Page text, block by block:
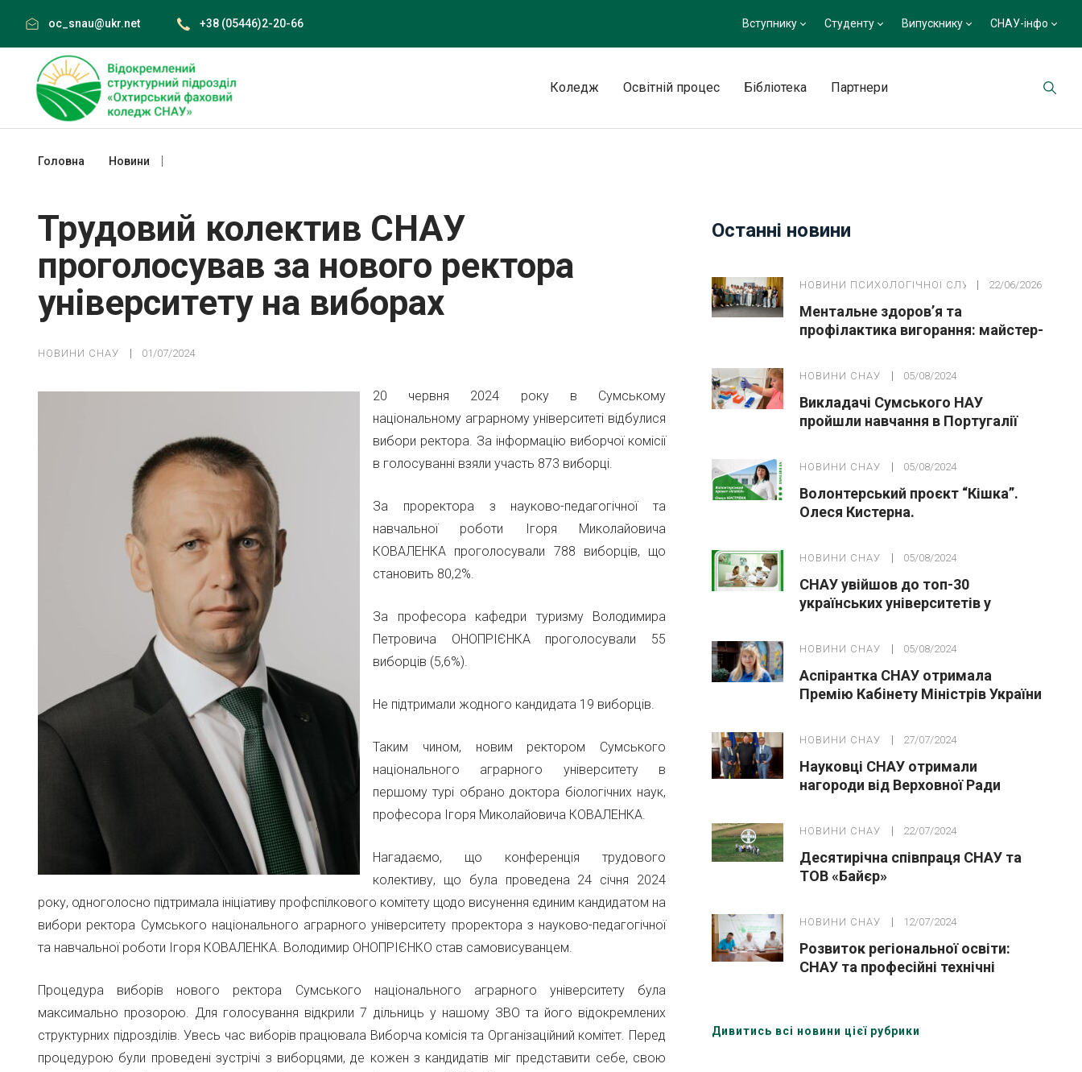
content
oc_snau@ukr.net +38 (05446)2-20-66 Вступнику Студенту Випускнику СНАУ-інфо
Коледж Освітній процес Бібліотека Партнери
Головна Новини
Трудовий колектив СНАУ
проголосував за нового ректора
університету на виборах
НОВИНИ СНАУ 01/07/2024
20 червня 2024 року в Сумському
національному аграрному університеті відбулися
вибори ректора. За інформацію виборчої комісії
в голосуванні взяли участь 873 виборці.
За проректора з науково-педагогічної та
навчальної роботи Ігоря Миколайовича
КОВАЛЕНКА проголосували 788 виборців, що
становить 80,2%.
За професора кафедри туризму Володимира
Петровича ОНОПРІЄНКА проголосували 55
виборців (5,6%).
Не підтримали жодного кандидата 19 виборців.
Таким чином, новим ректором Сумського
національного аграрного університету в
першому турі обрано доктора біологічних наук,
професора Ігоря Миколайовича КОВАЛЕНКА.
Нагадаємо, що конференція трудового
колективу, що була проведена 24 січня 2024
року, одноголосно підтримала ініціативу профспілкового комітету щодо висунення єдиним кандидатом на
вибори ректора Сумського національного аграрного університету проректора з науково-педагогічної
та навчальної роботи Ігоря КОВАЛЕНКА. Володимир ОНОПРІЄНКО став самовисуванцем.
Процедура виборів нового ректора Сумського національного аграрного університету була
максимально прозорою. Для голосування відкрили 7 дільниць у нашому ЗВО та його відокремлених
структурних підрозділів. Увесь час виборів працювала Виборча комісія та Організаційний комітет. Перед
процедурою були проведені зустрічі з виборцями, де кожен з кандидатів міг представити себе, свою
Останні новини
НОВИНИ ПСИХОЛОГІЧНОЇ СЛУЖБИ22/06/2026
Ментальне здоров’я та
профілактика вигорання: майстер-
НОВИНИ СНАУ 05/08/2024
Викладачі Сумського НАУ
пройшли навчання в Португалії
НОВИНИ СНАУ 05/08/2024
Волонтерський проєкт “Кішка”.
Олеся Кистерна.
НОВИНИ СНАУ 05/08/2024
СНАУ увійшов до топ-30
українських університетів у
НОВИНИ СНАУ 05/08/2024
Аспірантка СНАУ отримала
Премію Кабінету Міністрів України
НОВИНИ СНАУ 27/07/2024
Науковці СНАУ отримали
нагороди від Верховної Ради
НОВИНИ СНАУ 22/07/2024
Десятирічна співпраця СНАУ та
ТОВ «Байєр»
НОВИНИ СНАУ 12/07/2024
Розвиток регіональної освіти:
СНАУ та професійні технічні
Дивитись всі новини цієї рубрики